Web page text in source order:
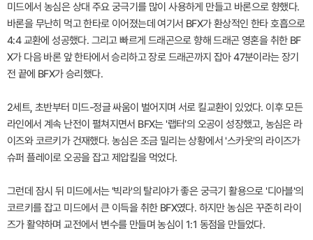
미드에서 농심은 상대 주요 궁극기를 많이 사용하게 만들고 바론으로 향했다.
바론을 무난히 먹고 한타로 이어졌는데 여기서 BFX가 환상적인 한타 호흡으로
4:4 교환에 성공했다. 그리고 빠르게 드래곤으로 향해 드래곤 영혼을 취한 BF
X가 다음 바론 앞 한타에서 승리하고 장로 드래곤까지 잡아 47분이라는 장기
전 끝에 BFX가 승리했다.
2세트, 초반부터 미드-정글 싸움이 벌어지며 서로 킬교환이 있었다. 이후 모든
라인에서 계속 난전이 펼쳐지면서 BFX는 '랩터'의 오공이 성장했고, 농심은 라
이즈와 코르키가 건재했다. 농심은 조금 밀리는 상황에서 '스카웃'의 라이즈가
슈퍼 플레이로 오공을 잡고 제압킬을 먹었다.
그런데 잠시 뒤 미드에서는 '빅라'의 탈리야가 좋은 궁극기 활용으로 '디아블'의
코르키를 잡고 미드에서 큰 이득을 취한 BFX였다. 하지만 농심은 꾸준히 라이
즈가 활약하며 교전에서 변수를 만들며 농심이 1:1 동점을 만들었다.